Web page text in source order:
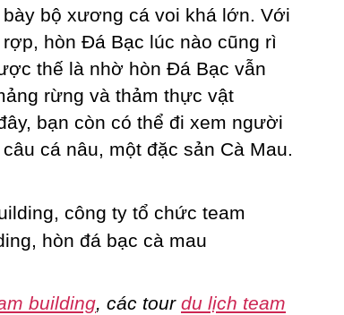
bộ xương cá voi khá lớn. Với
hòn Đá Bạc lúc nào cũng rì
thế là nhờ hòn Đá Bạc vẫn
rừng và thảm thực vật
bạn còn có thể đi xem người
cá nâu, một đặc sản Cà Mau.
building, các tour du lịch team